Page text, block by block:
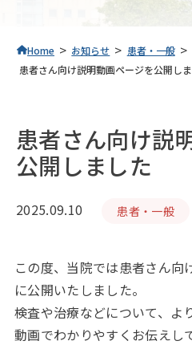
Home > お知らせ > 患者・一般 >
患者さん向け説明動画ページを公開し
患者さん向け説
公開しました
2025.09.10 患者・一般
この度、当院では患者さん向
に公開いたしました。
検査や治療などについて、よ
動画でわかりやすくお伝えし